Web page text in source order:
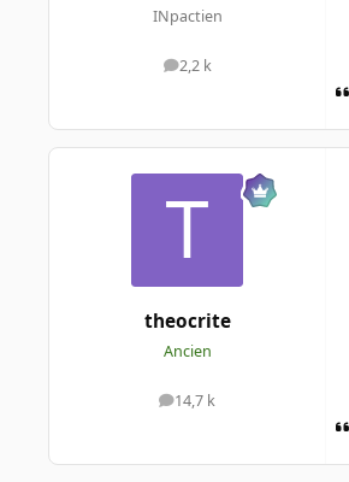
INpactien
2,2 k
messages
theocrite
Ancien
14,7 k
messages